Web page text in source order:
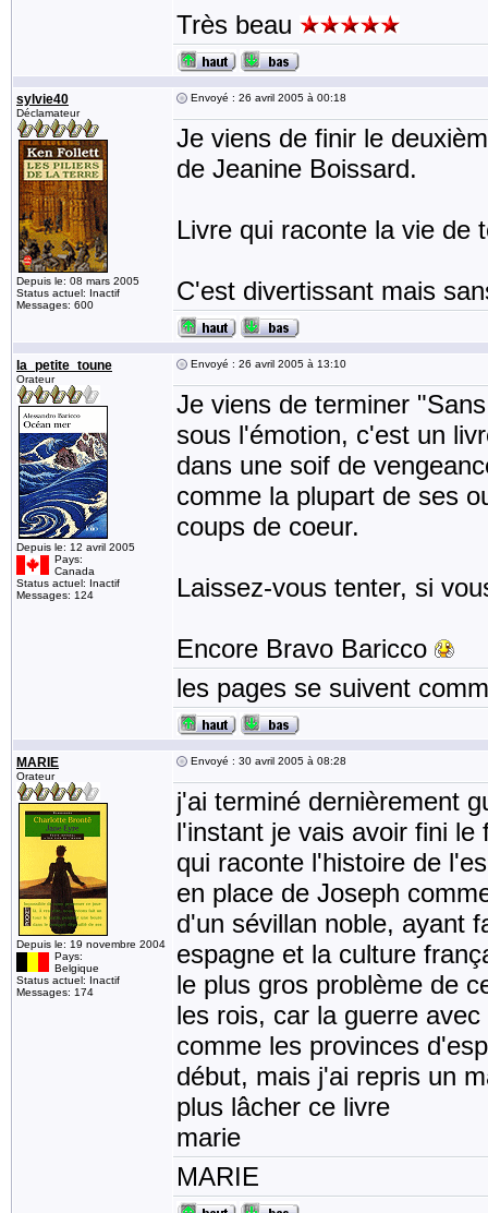
Très beau
sylvie40
Déclamateur
Depuis le: 08 mars 2005
Status actuel: Inactif
Messages: 600
Envoyé : 26 avril 2005 à 00:18
Je viens de finir le
de Jeanine Boissard.
Livre qui raconte la vie de
C'est divertissant mais
la_petite_toune
Orateur
Depuis le: 12 avril 2005
Pays:
Canada
Status actuel: Inactif
Messages: 124
Envoyé : 26 avril 2005 à 13:10
Je viens de terminer
sous l'émotion, c'est un
dans une soif de
comme la plupart de ses
coups de coeur.
Laissez-vous tenter, si
Encore Bravo Baricco
les pages se suivent
MARIE
Orateur
Depuis le: 19 novembre 2004
Pays:
Belgique
Status actuel: Inactif
Messages: 174
Envoyé : 30 avril 2005 à 08:28
j'ai terminé dernièrement
l'instant je vais avoir fini le
qui raconte l'histoire de
en place de Joseph
d'un sévillan noble, ayant
espagne et la culture
le plus gros problème de
les rois, car la guerre
comme les provinces
début, mais j'ai repris un
plus lâcher ce livre
marie
MARIE